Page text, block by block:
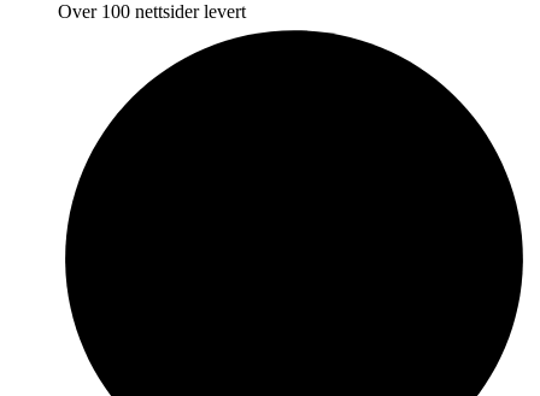
Over 100 nettsider levert